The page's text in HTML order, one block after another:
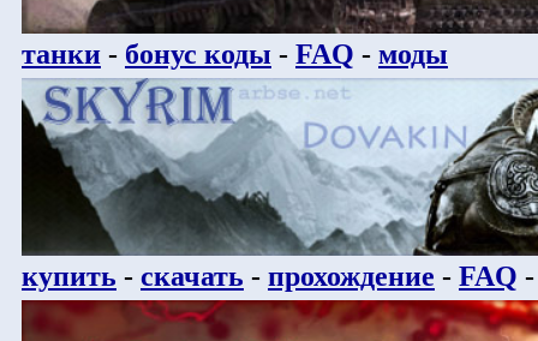
танки - бонус коды - FAQ - моды
купить - скачать - прохождение - FAQ